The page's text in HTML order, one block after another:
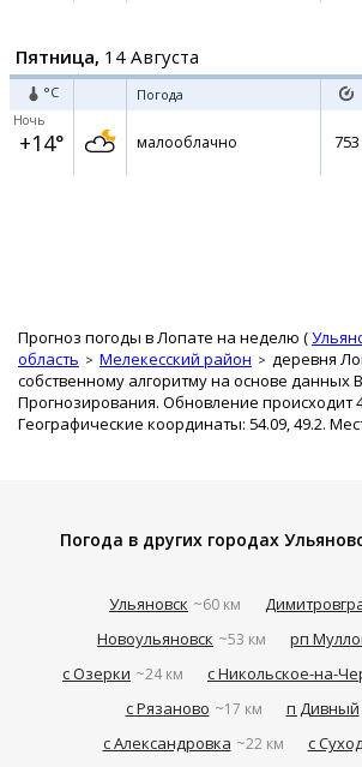
Пятница, 14 Августа
°C Погода
Ночь
+14° малооблачно 753
Прогноз погоды в Лопате на неделю (
область
Мелекесский район деревня
собственному алгоритму на основе данных
Прогнозирования. Обновление происходит
Географические координаты: 54.09, 49.2.
Погода в других городах
Ульяновск ~60 км
Новоульяновск ~53 км рп
с Озерки ~24 км с Никольское-на-
с Рязаново ~17 км п Дивный
с Александровка ~22 км с